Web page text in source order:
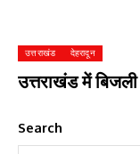
उत्तराखंड देहरादून
उत्तराखंड में
Search